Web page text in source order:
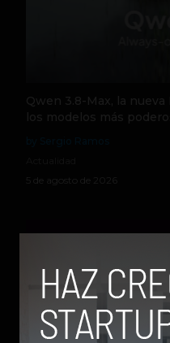
Qwen 3.8-Max, la
los modelos más
5 de agosto de 2026